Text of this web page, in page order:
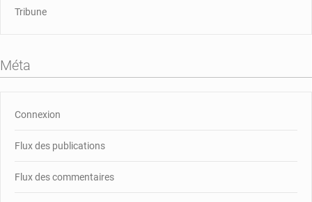
Tribune
Méta
Connexion
Flux des publications
Flux des commentaires